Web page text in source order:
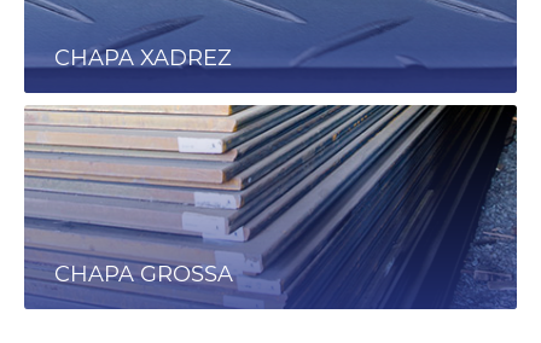
CHAPA XADREZ
CHAPA GROSSA
FECHAR